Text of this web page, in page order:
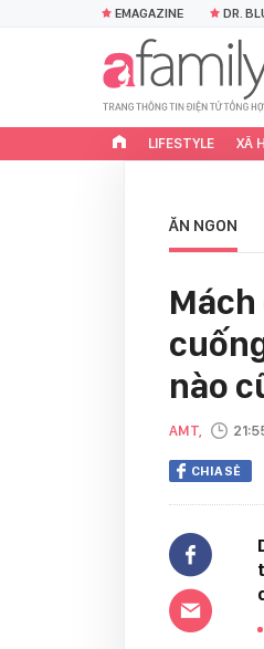
EMAGAZINE DR.
LIFESTYLE XÃ
ĂN NGON
nào
AMT,
CHIA SẺ